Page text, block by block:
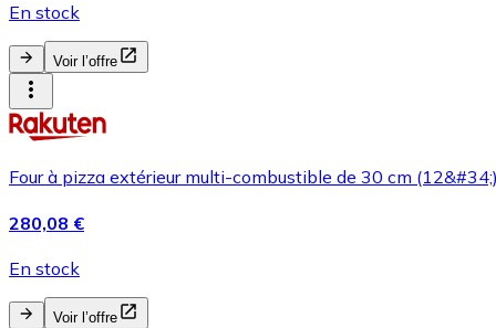
En stock
Voir l’offre
Four à pizza extérieur multi-combustible de 30 cm
280,08 €
En stock
Voir l’offre